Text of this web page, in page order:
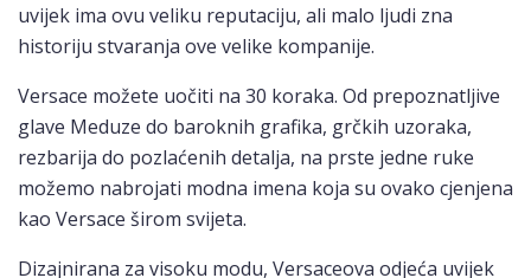
uvijek ima ovu veliku reputaciju, ali malo ljudi zna
historiju stvaranja ove velike kompanije.
Versace možete uočiti na 30 koraka. Od prepoznatljive
glave Meduze do baroknih grafika, grčkih uzoraka,
rezbarija do pozlaćenih detalja, na prste jedne ruke
možemo nabrojati modna imena koja su ovako cjenjena
kao Versace širom svijeta.
Dizajnirana za visoku modu, Versaceova odjeća uvijek